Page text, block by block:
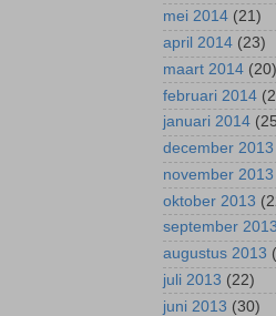
mei 2014 (21)
april 2014 (23)
maart 2014 (20)
februari 2014
januari 2014
december 2013
november 2013
oktober 2013
september 2013
augustus 2013
juli 2013 (22)
juni 2013 (30)